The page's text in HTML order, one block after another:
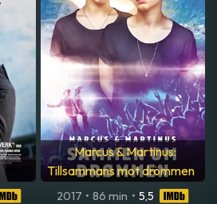
Marcus & Martinus:
Tillsammans mot drömmen
2017 • 86 min • 5,5